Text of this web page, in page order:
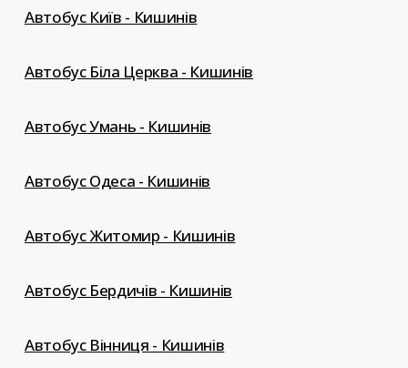
Автобус Київ - Кишинів
Автобус Біла Церква - Кишинів
Автобус Умань - Кишинів
Автобус Одеса - Кишинів
Автобус Житомир - Кишинів
Автобус Бердичів - Кишинів
Автобус Вінниця - Кишинів